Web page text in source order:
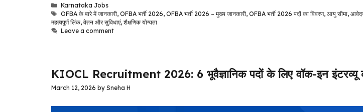
Categories
Karnataka Jobs
Tags
OFBA के बारे में जानकारी,OFBA भर्ती 2026,OFBA भर्ती 2026 – मुख्य जानकारी,OFBA भर्ती 2026 पदों का विवरण,आयु सीमा,
महत्वपूर्ण लिंक, वेतन और सुविधाएं, शैक्षणिक योग्यता
Leave a comment
KIOCL Recruitment 2026: 6 भूवैज्ञानिक पदों के लिए वॉक-इन इंटरव्यू
March 12, 2026 by Sneha H